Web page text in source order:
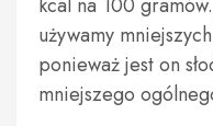
używamy
ponieważ jest on
mniejszego